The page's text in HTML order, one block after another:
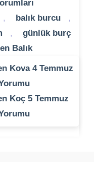
, balık burcu
,
,
günlük burç
Balık
Kova 4 Temmuz
Koç 5 Temmuz